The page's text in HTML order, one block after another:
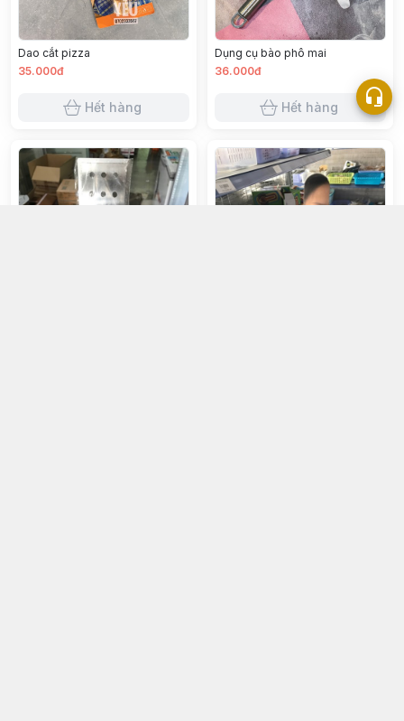
Dao cắt pizza
35.000đ
Hết hàng
Dụng cụ bào phô mai
36.000đ
Hết hàng